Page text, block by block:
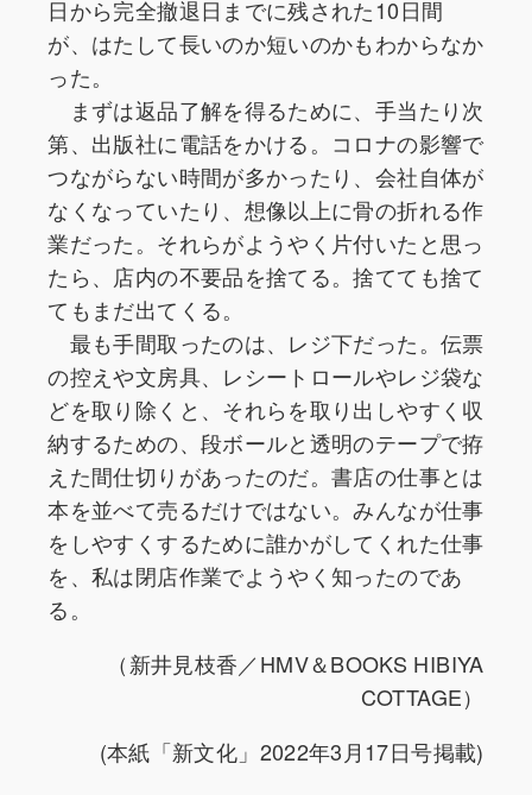
日から完全撤退日までに残された10日間
が、はたして長いのか短いのかもわからなか
った。
まずは返品了解を得るために、手当たり次
第、出版社に電話をかける。コロナの影響で
つながらない時間が多かったり、会社自体が
なくなっていたり、想像以上に骨の折れる作
業だった。それらがようやく片付いたと思っ
たら、店内の不要品を捨てる。捨てても捨て
てもまだ出てくる。
最も手間取ったのは、レジ下だった。伝票
の控えや文房具、レシートロールやレジ袋な
どを取り除くと、それらを取り出しやすく収
納するための、段ボールと透明のテープで拵
えた間仕切りがあったのだ。書店の仕事とは
本を並べて売るだけではない。みんなが仕事
をしやすくするために誰かがしてくれた仕事
を、私は閉店作業でようやく知ったのであ
る。
（新井見枝香／HMV＆BOOKS HIBIYA
COTTAGE）
(本紙「新文化」2022年3月17日号掲載)